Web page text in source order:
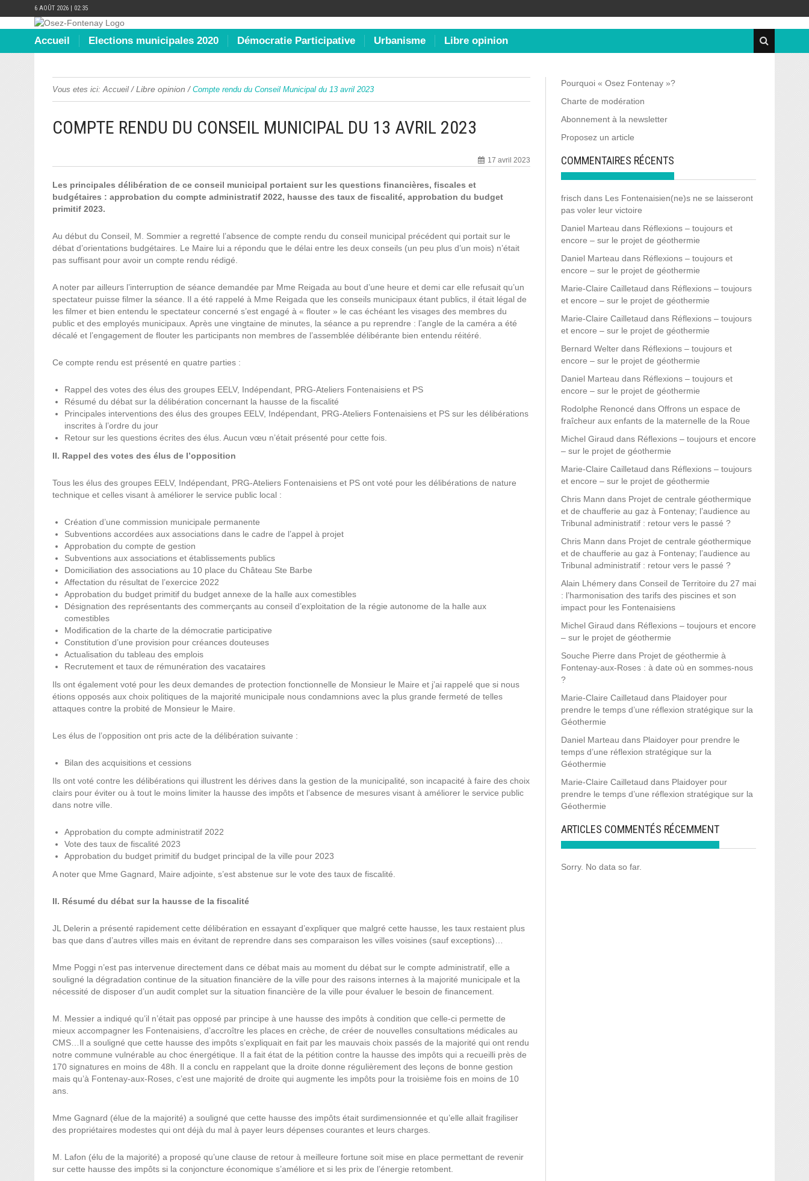
6 AOÛT 2026 | 02:35
Accueil Elections municipales 2020 Démocratie Participative Urbanisme Libre opinion
Vous etes ici: Accueil /Libre opinion / Compte rendu du Conseil Municipal du 13 avril 2023
COMPTE RENDU DU CONSEIL MUNICIPAL DU 13 AVRIL 2023
17 avril 2023
Les principales délibération de ce conseil municipal portaient sur les questions financières, fiscales et
budgétaires : approbation du compte administratif 2022, hausse des taux de fiscalité, approbation du budget
primitif 2023.
Au début du Conseil, M. Sommier a regretté l’absence de compte rendu du conseil municipal précédent qui portait sur le
débat d’orientations budgétaires. Le Maire lui a répondu que le délai entre les deux conseils (un peu plus d’un mois) n’était
pas suffisant pour avoir un compte rendu rédigé.
A noter par ailleurs l’interruption de séance demandée par Mme Reigada au bout d’une heure et demi car elle refusait qu’un
spectateur puisse filmer la séance. Il a été rappelé à Mme Reigada que les conseils municipaux étant publics, il était légal de
les filmer et bien entendu le spectateur concerné s’est engagé à « flouter » le cas échéant les visages des membres du
public et des employés municipaux. Après une vingtaine de minutes, la séance a pu reprendre : l’angle de la caméra a été
décalé et l’engagement de flouter les participants non membres de l’assemblée délibérante bien entendu réitéré.
Ce compte rendu est présenté en quatre parties :
Rappel des votes des élus des groupes EELV, Indépendant, PRG-Ateliers Fontenaisiens et PS
Résumé du débat sur la délibération concernant la hausse de la fiscalité
Principales interventions des élus des groupes EELV, Indépendant, PRG-Ateliers Fontenaisiens et PS sur les délibérations
inscrites à l’ordre du jour
Retour sur les questions écrites des élus. Aucun vœu n’était présenté pour cette fois.
II. Rappel des votes des élus de l’opposition
Tous les élus des groupes EELV, Indépendant, PRG-Ateliers Fontenaisiens et PS ont voté pour les délibérations de nature
technique et celles visant à améliorer le service public local :
Création d’une commission municipale permanente
Subventions accordées aux associations dans le cadre de l’appel à projet
Approbation du compte de gestion
Subventions aux associations et établissements publics
Domiciliation des associations au 10 place du Château Ste Barbe
Affectation du résultat de l’exercice 2022
Approbation du budget primitif du budget annexe de la halle aux comestibles
Désignation des représentants des commerçants au conseil d’exploitation de la régie autonome de la halle aux
comestibles
Modification de la charte de la démocratie participative
Constitution d’une provision pour créances douteuses
Actualisation du tableau des emplois
Recrutement et taux de rémunération des vacataires
Ils ont également voté pour les deux demandes de protection fonctionnelle de Monsieur le Maire et j’ai rappelé que si nous
étions opposés aux choix politiques de la majorité municipale nous condamnions avec la plus grande fermeté de telles
attaques contre la probité de Monsieur le Maire.
Les élus de l’opposition ont pris acte de la délibération suivante :
Bilan des acquisitions et cessions
Ils ont voté contre les délibérations qui illustrent les dérives dans la gestion de la municipalité, son incapacité à faire des choix
clairs pour éviter ou à tout le moins limiter la hausse des impôts et l’absence de mesures visant à améliorer le service public
dans notre ville.
Approbation du compte administratif 2022
Vote des taux de fiscalité 2023
Approbation du budget primitif du budget principal de la ville pour 2023
A noter que Mme Gagnard, Maire adjointe, s’est abstenue sur le vote des taux de fiscalité.
II. Résumé du débat sur la hausse de la fiscalité
JL Delerin a présenté rapidement cette délibération en essayant d’expliquer que malgré cette hausse, les taux restaient plus
bas que dans d’autres villes mais en évitant de reprendre dans ses comparaison les villes voisines (sauf exceptions)…
Mme Poggi n’est pas intervenue directement dans ce débat mais au moment du débat sur le compte administratif, elle a
souligné la dégradation continue de la situation financière de la ville pour des raisons internes à la majorité municipale et la
nécessité de disposer d’un audit complet sur la situation financière de la ville pour évaluer le besoin de financement.
M. Messier a indiqué qu’il n’était pas opposé par principe à une hausse des impôts à condition que celle-ci permette de
mieux accompagner les Fontenaisiens, d’accroître les places en crèche, de créer de nouvelles consultations médicales au
CMS…Il a souligné que cette hausse des impôts s’expliquait en fait par les mauvais choix passés de la majorité qui ont rendu
notre commune vulnérable au choc énergétique. Il a fait état de la pétition contre la hausse des impôts qui a recueilli près de
170 signatures en moins de 48h. Il a conclu en rappelant que la droite donne régulièrement des leçons de bonne gestion
mais qu’à Fontenay-aux-Roses, c’est une majorité de droite qui augmente les impôts pour la troisième fois en moins de 10
ans.
Mme Gagnard (élue de la majorité) a souligné que cette hausse des impôts était surdimensionnée et qu’elle allait fragiliser
des propriétaires modestes qui ont déjà du mal à payer leurs dépenses courantes et leurs charges.
M. Lafon (élu de la majorité) a proposé qu’une clause de retour à meilleure fortune soit mise en place permettant de revenir
sur cette hausse des impôts si la conjoncture économique s’améliore et si les prix de l’énergie retombent.
Pourquoi « Osez Fontenay »?
Charte de modération
Abonnement à la newsletter
Proposez un article
COMMENTAIRES RÉCENTS
frisch dans Les Fontenaisien(ne)s ne se laisseront
pas voler leur victoire
Daniel Marteau dans Réflexions – toujours et
encore – sur le projet de géothermie
Daniel Marteau dans Réflexions – toujours et
encore – sur le projet de géothermie
Marie-Claire Cailletaud dans Réflexions – toujours
et encore – sur le projet de géothermie
Marie-Claire Cailletaud dans Réflexions – toujours
et encore – sur le projet de géothermie
Bernard Welter dans Réflexions – toujours et
encore – sur le projet de géothermie
Daniel Marteau dans Réflexions – toujours et
encore – sur le projet de géothermie
Rodolphe Renoncé dans Offrons un espace de
fraîcheur aux enfants de la maternelle de la Roue
Michel Giraud dans Réflexions – toujours et encore
– sur le projet de géothermie
Marie-Claire Cailletaud dans Réflexions – toujours
et encore – sur le projet de géothermie
Chris Mann dans Projet de centrale géothermique
et de chaufferie au gaz à Fontenay; l’audience au
Tribunal administratif : retour vers le passé ?
Chris Mann dans Projet de centrale géothermique
et de chaufferie au gaz à Fontenay; l’audience au
Tribunal administratif : retour vers le passé ?
Alain Lhémery dans Conseil de Territoire du 27 mai
: l’harmonisation des tarifs des piscines et son
impact pour les Fontenaisiens
Michel Giraud dans Réflexions – toujours et encore
– sur le projet de géothermie
Souche Pierre dans Projet de géothermie à
Fontenay-aux-Roses : à date où en sommes-nous
?
Marie-Claire Cailletaud dans Plaidoyer pour
prendre le temps d’une réflexion stratégique sur la
Géothermie
Daniel Marteau dans Plaidoyer pour prendre le
temps d’une réflexion stratégique sur la
Géothermie
Marie-Claire Cailletaud dans Plaidoyer pour
prendre le temps d’une réflexion stratégique sur la
Géothermie
ARTICLES COMMENTÉS RÉCEMMENT
Sorry. No data so far.